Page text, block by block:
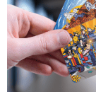
durante el
estos,
algunos objetos
Asimismo, a